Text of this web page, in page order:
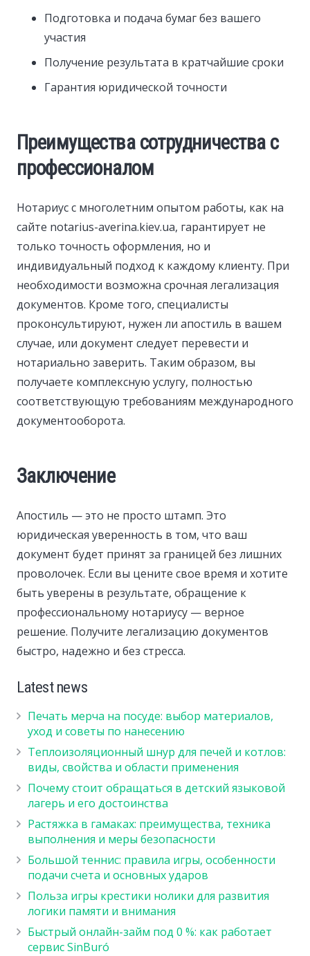
Подготовка и подача бумаг без вашего
участия
Получение результата в кратчайшие сроки
Гарантия юридической точности
Преимущества сотрудничества с
профессионалом
Нотариус с многолетним опытом работы, как на
сайте notarius-averina.kiev.ua, гарантирует не
только точность оформления, но и
индивидуальный подход к каждому клиенту. При
необходимости возможна срочная легализация
документов. Кроме того, специалисты
проконсультируют, нужен ли апостиль в вашем
случае, или документ следует перевести и
нотариально заверить. Таким образом, вы
получаете комплексную услугу, полностью
соответствующую требованиям международного
документооборота.
Заключение
Апостиль — это не просто штамп. Это
юридическая уверенность в том, что ваш
документ будет принят за границей без лишних
проволочек. Если вы цените свое время и хотите
быть уверены в результате, обращение к
профессиональному нотариусу — верное
решение. Получите легализацию документов
быстро, надежно и без стресса.
Latest news
Печать мерча на посуде: выбор материалов,
уход и советы по нанесению
Теплоизоляционный шнур для печей и котлов:
виды, свойства и области применения
Почему стоит обращаться в детский языковой
лагерь и его достоинства
Растяжка в гамаках: преимущества, техника
выполнения и меры безопасности
Большой теннис: правила игры, особенности
подачи счета и основных ударов
Польза игры крестики нолики для развития
логики памяти и внимания
Быстрый онлайн-займ под 0 %: как работает
сервис SinBuró